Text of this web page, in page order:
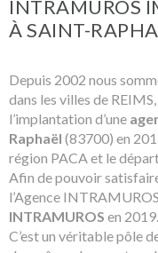
INTRAMUROS
À SAINT-
Depuis 2002 nous
dans les villes de
l’implantation d’une
Raphaël (83700) en
région PACA et le
Afin de pouvoir
l’Agence
INTRAMUROS en 2019.
C’est un véritable pôle